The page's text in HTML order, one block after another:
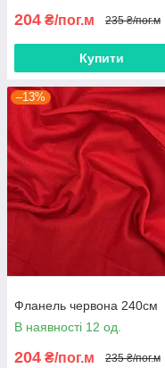
204 ₴/пог.м 235 ₴/пог.м
Купити
–13%
Фланель червона 240см
В наявності 12 од.
204 ₴/пог.м 235 ₴/пог.м